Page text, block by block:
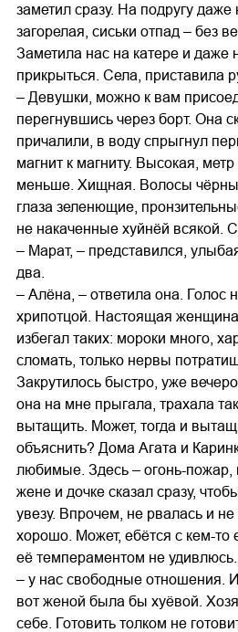
заметил сразу. На подругу даже
загорелая, сиськи отпад – без
Заметила нас на катере и даже
прикрыться. Села, приставила
– Девушки, можно к вам
перегнувшись через борт. Она
причалили, в воду спрыгнул
магнит к магниту. Высокая,
меньше. Хищная. Волосы
глаза зеленющие,
не накаченные хуйнёй всякой.
– Марат, – представился,
два.
– Алёна, – ответила она. Голос
хрипотцой. Настоящая
избегал таких: мороки много,
сломать, только нервы
Закрутилось быстро, уже
она на мне прыгала, трахала
вытащить. Может, тогда и
объяснить? Дома Агата и
любимые. Здесь – огонь-пожар,
жене и дочке сказал сразу,
увезу. Впрочем, не рвалась и не
хорошо. Может, ебётся с кем-то
её темпераментом не
– у нас свободные отношения.
вот женой была бы хуёвой.
себе. Готовить толком не